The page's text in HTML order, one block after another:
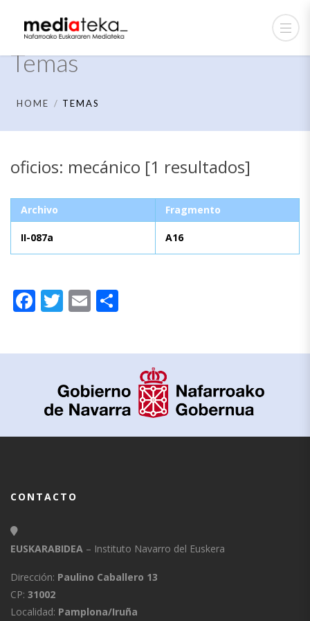
Temas
HOME TEMAS
oficios: mecánico [1 resultados]
Archivo Fragmento
II-087a A16
Facebook
Twitter
Email
CONTACTO
EUSKARABIDEA – Instituto Navarro del Euskera
Dirección: Paulino Caballero 13
CP: 31002
Localidad: Pamplona/Iruña